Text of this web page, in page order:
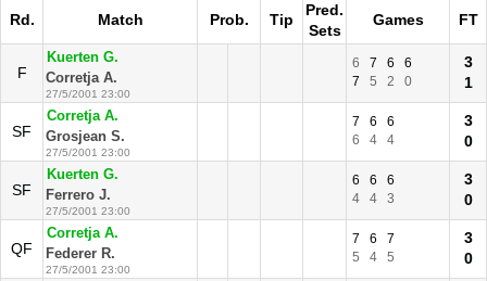
Rd. Match Prob. Tip
Pred.
Sets
Games FT
F
Kuerten G.
Corretja A.
27/5/2001 23:00
6 7 6
6
7
5 2 0
3
1
SF
Corretja A.
Grosjean S.
27/5/2001 23:00
7 6
6
6
4 4
3
0
SF
Kuerten G.
Ferrero J.
27/5/2001 23:00
6 6
6
4
4 3
3
0
QF
Corretja A.
Federer R.
27/5/2001 23:00
7 6
7
5
4 5
3
0